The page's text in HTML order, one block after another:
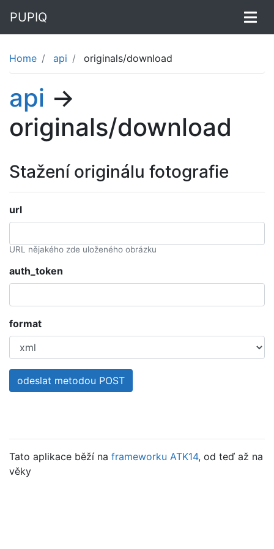
PUPIQ
Home api originals/download
api →
originals/download
Stažení originálu fotografie
url
URL nějakého zde uloženého obrázku
auth_token
format
odeslat metodou POST
Tato aplikace běží na frameworku ATK14, od teď až na
věky